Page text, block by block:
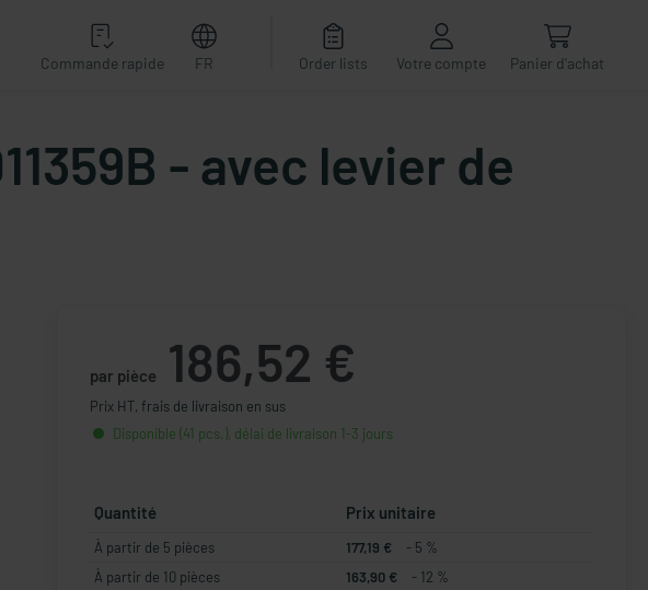
Commande rapide FR Order lists Votre compte Panier d'achat
- avec levier de
par pièce 186,52 €
Prix HT, frais de livraison en sus
Disponible (41 pcs.), délai de livraison 1-3 jours
Quantité Prix unitaire
À partir de 5 pièces 177,19 €
- 5 %
À partir de 10 pièces
163,90 €
- 12 %